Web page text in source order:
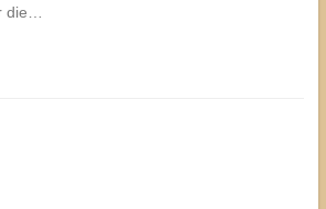
die…